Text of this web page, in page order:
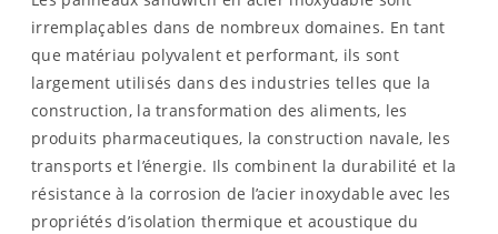
irremplaçables dans de nombreux domaines. En tant
que matériau polyvalent et performant, ils sont
largement utilisés dans des industries telles que la
construction, la transformation des aliments, les
produits pharmaceutiques, la construction navale, les
transports et l’énergie. Ils combinent la durabilité et la
résistance à la corrosion de l’acier inoxydable avec les
propriétés d’isolation thermique et acoustique du